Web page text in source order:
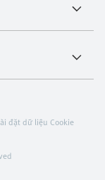
đặt dữ liệu Cookie